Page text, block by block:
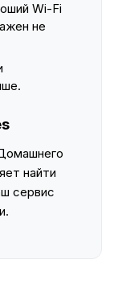
Wi-Fi
не
найти
сервис